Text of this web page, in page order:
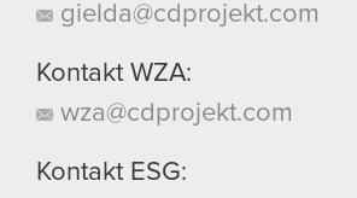
gielda@cdprojekt.com
Kontakt WZA:
wza@cdprojekt.com
Kontakt ESG: